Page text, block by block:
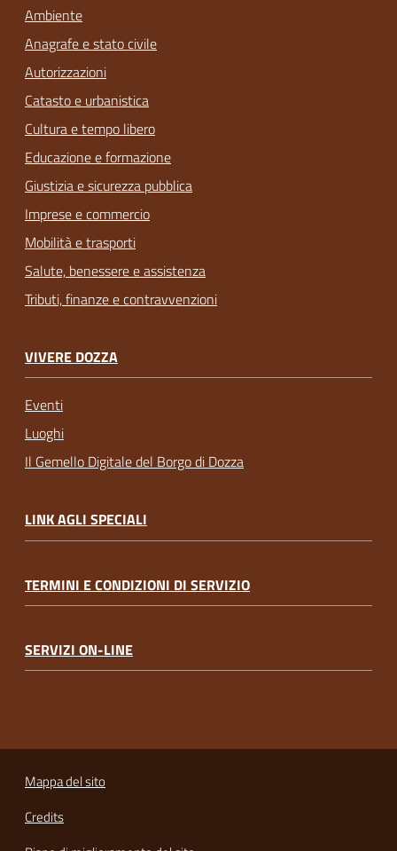
Ambiente
Anagrafe e stato civile
Autorizzazioni
Catasto e urbanistica
Cultura e tempo libero
Educazione e formazione
Giustizia e sicurezza pubblica
Imprese e commercio
Mobilità e trasporti
Salute, benessere e assistenza
Tributi, finanze e contravvenzioni
VIVERE DOZZA
Eventi
Luoghi
Il Gemello Digitale del Borgo di Dozza
LINK AGLI SPECIALI
TERMINI E CONDIZIONI DI SERVIZIO
SERVIZI ON-LINE
Mappa del sito
Credits